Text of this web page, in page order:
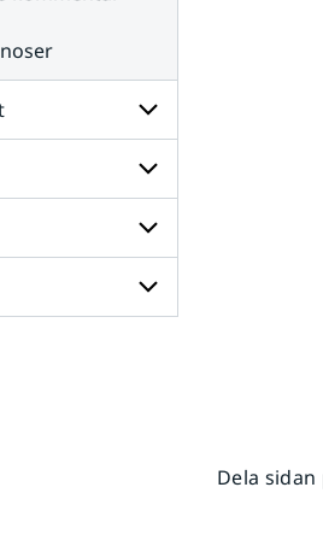
Undersidor
för
Radar
och
satellit
Undersidor
för
Väder
till
havs
Undersidor
för
Dela sidan